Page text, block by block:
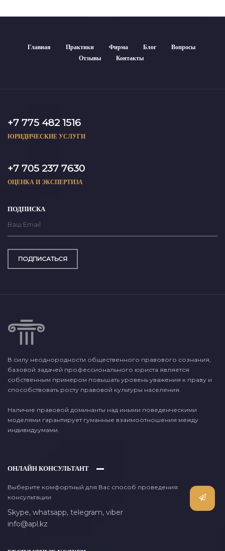
Главная Практики Фирма Блог
Вопросы
Отзывы
Контакты
+7 775 482 1516
ЮРИДИЧЕСКИЕ УСЛУГИ
+7 705 237 7630
ОЦЕНКА И ЭКСПЕРТИЗА
ПОДПИСКА
ПОДПИСАТЬСЯ
В силу неоднородности общественного правового сознания,
базовой задачей профессионального юриста является
собственным примером повышать уровень уважения к праву и
способствовать росту правовой культуры населения.
Наличие правовой доминанты над иными поведенческими
моделями гарантирует гуманные взаимоотношения между
индивидуумами.
ОНЛАЙН КОНСУЛЬТАНТ
Выберите комфортный для Вас способ проведения
консультации
Skype, whatsapp, telegram, viber
info@apl.kz